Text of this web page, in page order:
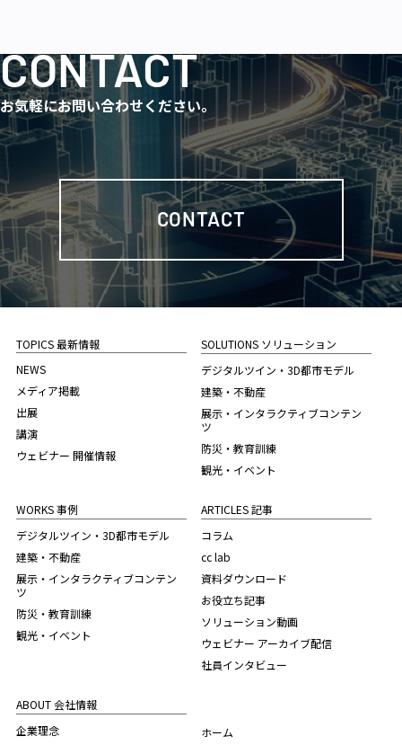
CONTACT
お気軽にお問い合わせください。
CONTACT
TOPICS 最新情報
NEWS
メディア掲載
出展
講演
ウェビナー 開催情報
WORKS 事例
デジタルツイン・3D都市モデル
建築・不動産
展示・インタラクティブコンテン
ツ
防災・教育訓練
観光・イベント
SOLUTIONS ソリューション
デジタルツイン・3D都市モデル
建築・不動産
展示・インタラクティブコンテン
ツ
防災・教育訓練
観光・イベント
ARTICLES 記事
コラム
cc lab
資料ダウンロード
お役立ち記事
ソリューション動画
ウェビナー アーカイブ配信
社員インタビュー
ABOUT 会社情報
企業理念
ホーム